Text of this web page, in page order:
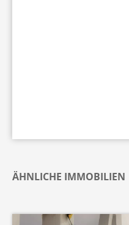
ÄHNLICHE IMMOBILIEN